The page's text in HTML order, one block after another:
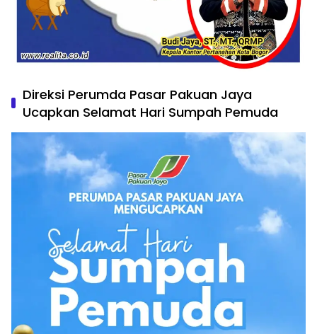
Direksi Perumda Pasar Pakuan Jaya
Ucapkan Selamat Hari Sumpah Pemuda